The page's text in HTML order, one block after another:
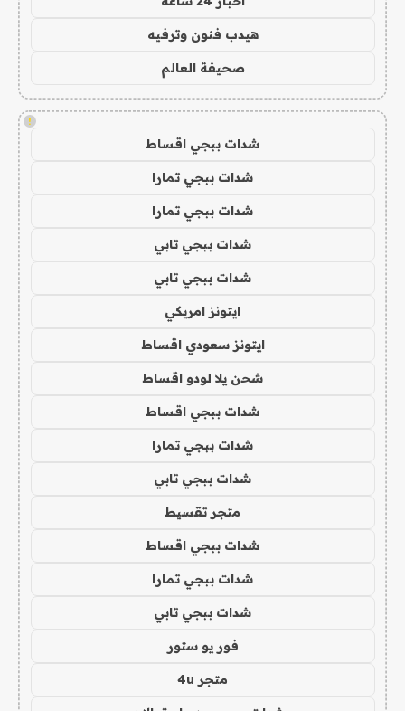
هيدب فنون وترفيه
صحيفة العالم
!
شدات ببجي اقساط
شدات ببجي تمارا
شدات ببجي تمارا
شدات ببجي تابي
شدات ببجي تابي
ايتونز امريكي
ايتونز سعودي اقساط
شحن يلا لودو اقساط
شدات ببجي اقساط
شدات ببجي تمارا
شدات ببجي تابي
متجر تقسيط
شدات ببجي اقساط
شدات ببجي تمارا
شدات ببجي تابي
فور يو ستور
متجر 4u